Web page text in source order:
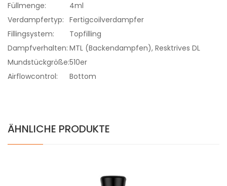
Füllmenge:
4ml
Verdampfertyp: Fertigcoilverdampfer
Fillingsystem:
Topfilling
Dampfverhalten: MTL (Backendampfen), Resktrives DL
Mundstückgröße:510er
Airflowcontrol:
Bottom
ÄHNLICHE PRODUKTE